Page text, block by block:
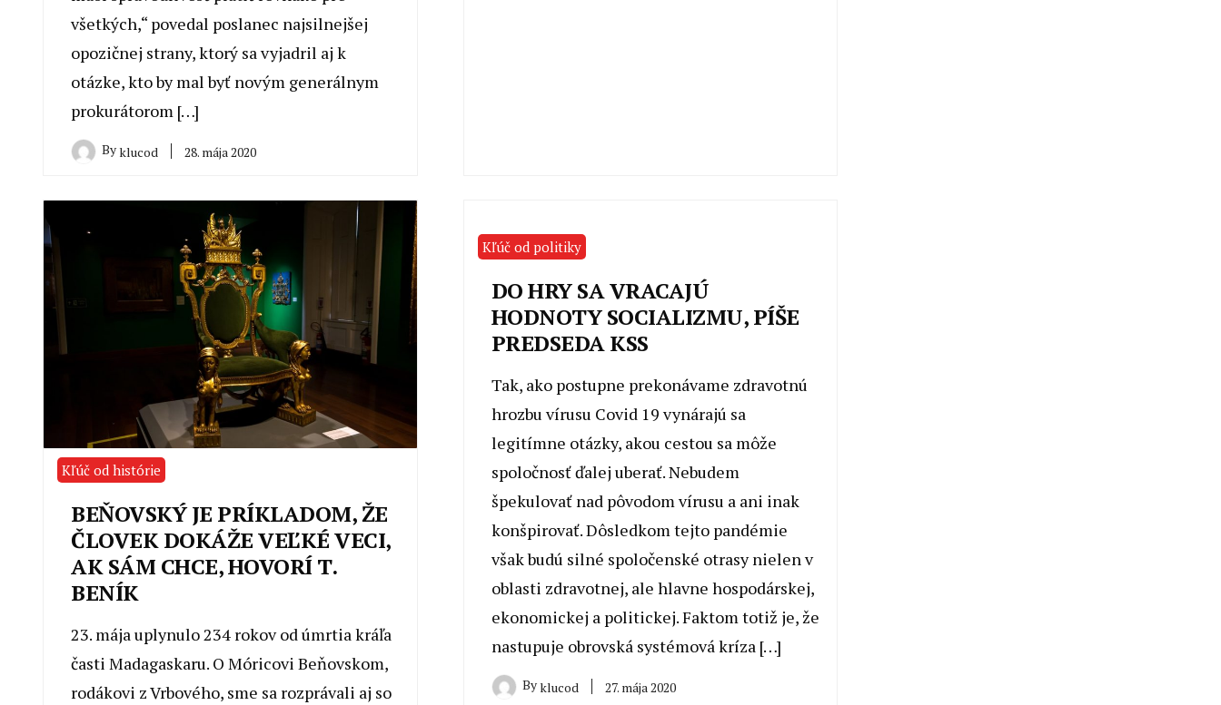
všetkých,“ povedal poslanec najsilnejšej
opozičnej strany, ktorý sa vyjadril aj k
otázke, kto by mal byť novým generálnym
prokurátorom […]
Byklucod 28. mája 2020
Kľúč od histórie
BEŇOVSKÝ JE PRÍKLADOM, ŽE
ČLOVEK DOKÁŽE VEĽKÉ VECI,
AK SÁM CHCE, HOVORÍ T.
BENÍK
23. mája uplynulo 234 rokov od úmrtia kráľa
časti Madagaskaru. O Móricovi Beňovskom,
rodákovi z Vrbového, sme sa rozprávali aj so
Kľúč od politiky
DO HRY SA VRACAJÚ
HODNOTY SOCIALIZMU, PÍŠE
PREDSEDA KSS
Tak, ako postupne prekonávame zdravotnú
hrozbu vírusu Covid 19 vynárajú sa
legitímne otázky, akou cestou sa môže
spoločnosť ďalej uberať. Nebudem
špekulovať nad pôvodom vírusu a ani inak
konšpirovať. Dôsledkom tejto pandémie
však budú silné spoločenské otrasy nielen v
oblasti zdravotnej, ale hlavne hospodárskej,
ekonomickej a politickej. Faktom totiž je, že
nastupuje obrovská systémová kríza […]
Byklucod 27. mája 2020